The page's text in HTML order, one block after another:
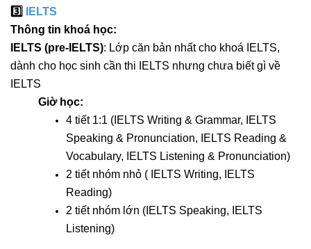
3️⃣
IELTS
Thông tin khoá học:
IELTS (pre-IELTS): Lớp căn bản nhất cho khoá IELTS,
dành cho học sinh cần thi IELTS nhưng chưa biết gì về
IELTS
Giờ học:
4 tiết 1:1 (IELTS Writing & Grammar, IELTS
Speaking & Pronunciation, IELTS Reading &
Vocabulary, IELTS Listening & Pronunciation)
2 tiết nhóm nhỏ ( IELTS Writing, IELTS
Reading)
2 tiết nhóm lớn (IELTS Speaking, IELTS
Listening)